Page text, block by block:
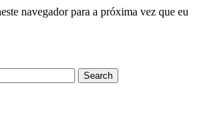
navegador para a próxima vez que eu
Search